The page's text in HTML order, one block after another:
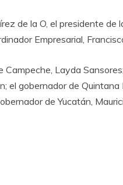
de la O, el presidente de
Empresarial,
Layda
el gobernador de Quintana
de Yucatán,